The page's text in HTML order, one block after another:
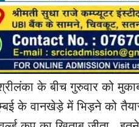
के बीच गुरुवार को
के वानखेड़े में भिड़ने को